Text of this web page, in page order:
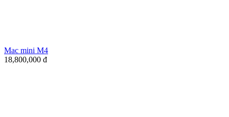
Mac mini M4
18,800,000 đ